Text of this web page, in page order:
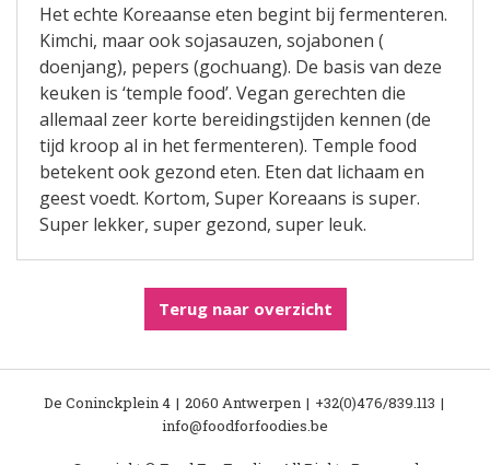
Het echte Koreaanse eten begint bij fermenteren.
Kimchi, maar ook sojasauzen, sojabonen (
doenjang), pepers (gochuang). De basis van deze
keuken is ‘temple food’. Vegan gerechten die
allemaal zeer korte bereidingstijden kennen (de
tijd kroop al in het fermenteren). Temple food
betekent ook gezond eten. Eten dat lichaam en
geest voedt. Kortom, Super Koreaans is super.
Super lekker, super gezond, super leuk.
Terug naar overzicht
De Coninckplein 4 2060 Antwerpen
+32(0)476/839.113
info@foodforfoodies.be